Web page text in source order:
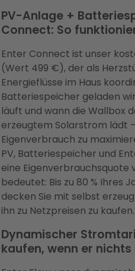
PV-Anlage +
Connect: So
Enter Connect ist unser
(Wert 499 €), der als
Energieflüsse im Haus
Batteriespeicher geladen
läuft und wann die Wallbox
erzeugtem Solarstrom lädt
Eigenverbrauch zu
PV, Batteriespeicher und
eine Eigenverbrauchsquote
bedeutet: Bis zu 80 % Ihres
decken Sie mit selbst
ihn zu Netzpreisen zu kaufen.
Dynamischer
kaufen, wenn er